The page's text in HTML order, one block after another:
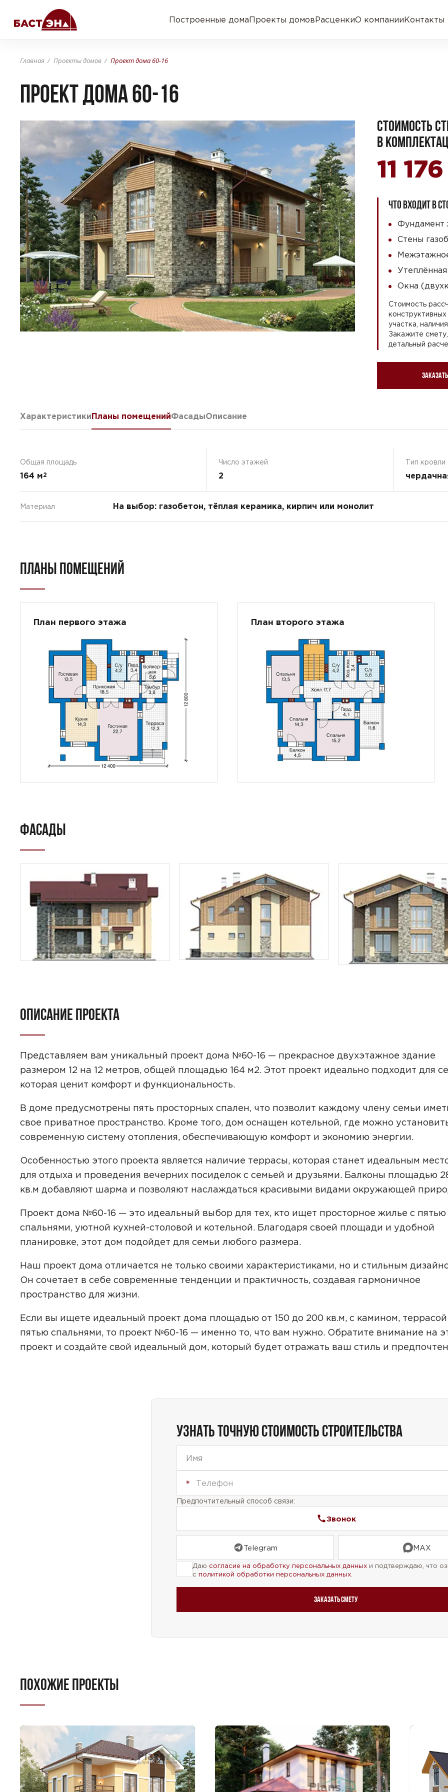
Построенные домаПроекты домовРасценкиО компанииКонтакты
Главная Проекты домов Проект дома 60-16
Проект дома 60-16
СТОИМОСТЬ
В
11
ЧТО ВХОДИТ В
Фундамент
Стены
Окна
Стоимость
участка,
Закажите
детальный
ХарактеристикиПланы помещенийФасадыОписание
Общая площадь
164 м2
Число этажей
2
Тип кровли
Материал На выбор: газобетон, тёплая керамика, кирпич или монолит
ПЛАНЫ ПОМЕЩЕНИЙ
План первого этажа План второго этажа
ФАСАДЫ
ОПИСАНИЕ ПРОЕКТА
Представляем вам уникальный проект дома №60-16 — прекрасное двухэтажное здание
размером 12 на 12 метров, общей площадью 164 м2. Этот проект идеально подходит для
которая ценит комфорт и функциональность.
В доме предусмотрены пять просторных спален, что позволит каждому члену семьи
свое приватное пространство. Кроме того, дом оснащен котельной, где можно
современную систему отопления, обеспечивающую комфорт и экономию энергии.
Особенностью этого проекта является наличие террасы, которая станет идеальным
для отдыха и проведения вечерних посиделок с семьей и друзьями. Балконы площадью
кв.м добавляют шарма и позволяют наслаждаться красивыми видами окружающей
Проект дома №60-16 — это идеальный выбор для тех, кто ищет просторное жилье с пятью
спальнями, уютной кухней-столовой и котельной. Благодаря своей площади и удобной
планировке, этот дом подойдет для семьи любого размера.
Наш проект дома отличается не только своими характеристиками, но и стильным
Он сочетает в себе современные тенденции и практичность, создавая гармоничное
пространство для жизни.
Если вы ищете идеальный проект дома площадью от 150 до 200 кв.м, с камином,
пятью спальнями, то проект №60-16 — именно то, что вам нужно. Обратите внимание на
проект и создайте свой идеальный дом, который будет отражать ваш стиль и
УЗНАТЬ ТОЧНУЮ СТОИМОСТЬ СТРОИТЕЛЬСТВА
Предпочтительный способ связи:
Звонок
Telegram MAX
Даю согласие на обработку персональных данных и подтверждаю, что
с политикой обработки персональных данных.
Заказать смету
ПОХОЖИЕ ПРОЕКТЫ
Предпочтительный способ связи:
Звонок
согласие на обработку персональных данных
сполитикой обработки персональных данных.